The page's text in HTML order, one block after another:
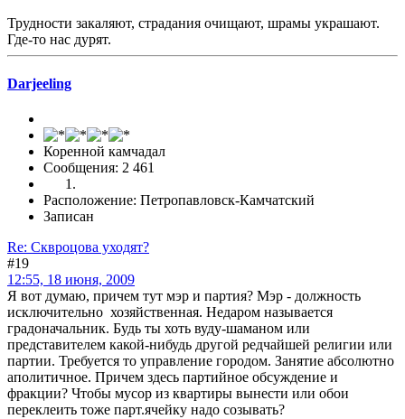
Трудности закаляют, страдания очищают, шрамы украшают.
Где-то нас дурят.
Darjeeling
Коренной камчадал
Сообщения: 2 461
Расположение: Петропавловск-Камчатский
Записан
Re: Сквроцова уходят?
#19
12:55, 18 июня, 2009
Я вот думаю, причем тут мэр и партия? Мэр - должность
исключительно хозяйственная. Недаром называется
градоначальник. Будь ты хоть вуду-шаманом или
представителем какой-нибудь другой редчайшей религии или
партии. Требуется то управление городом. Занятие абсолютно
аполитичное. Причем здесь партийное обсуждение и
фракции? Чтобы мусор из квартиры вынести или обои
переклеить тоже парт.ячейку надо созывать?